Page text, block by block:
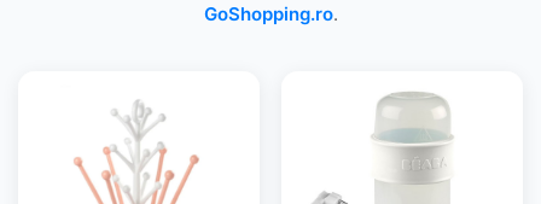
GoShopping.ro.